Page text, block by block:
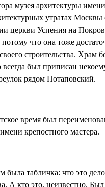
музея архитектуры
утратах Москвы
церкви Успения на
что она тоже
строительства. Храм
всегда был приписан
рядом Потаповский.
время был
крепостного мастера.
табличка: что это
А кто это, неизвестно. Был